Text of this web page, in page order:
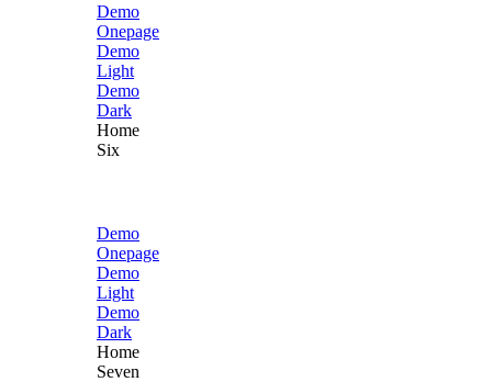
Demo
Onepage
Demo
Light
Demo
Dark
Home
Six
Demo
Onepage
Demo
Light
Demo
Dark
Home
Seven